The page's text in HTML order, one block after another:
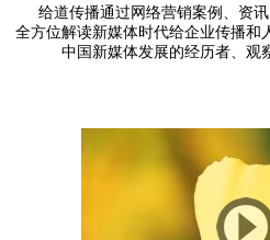
给道传播通过网络营销案例、资
全方位解读新媒体时代给企业传播和
中国新媒体发展的经历者、观